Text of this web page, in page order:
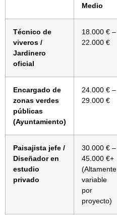
Medio
Técnico de
viveros /
Jardinero
oficial
18.000 € –
22.000 €
Encargado de
zonas verdes
públicas
(Ayuntamiento)
24.000 € –
29.000 €
Paisajista jefe /
Diseñador en
estudio
privado
30.000 € –
45.000 €+
(Altamente
variable
por
proyecto)